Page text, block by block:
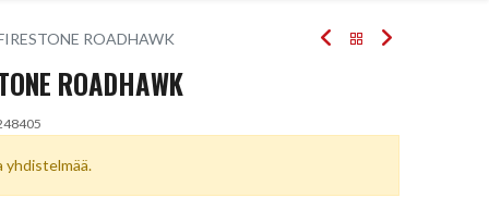
ROADHAWK
ROADHAWK
yhdistelmää.